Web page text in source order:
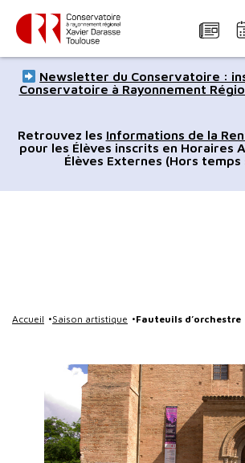
Panneau de gestion des cookies
Aller
au
principal
à
navigation
à
recherche
Newsletter du Conservatoire :
Conservatoire à Rayonnement
Retrouvez les Informations de la
pour les Élèves inscrits en Horaires
Élèves Externes (Hors temps
Accueil Saison artistique Fauteuils d’orchestre